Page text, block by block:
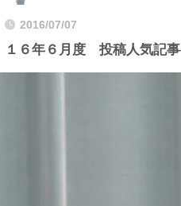
2016/07/07
１６年６月度 投稿人気記事